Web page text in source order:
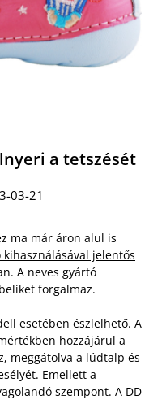
a tetszését
03-21
ma már áron alul is
kihasználásával jelentős
A neves gyártó
forgalmaz.
esetében észlelhető. A
hozzájárul a
meggátolva a lúdtalp és
Emellett a
szempont. A DD